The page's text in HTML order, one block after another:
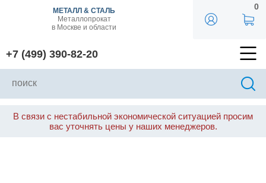
МЕТАЛЛ & СТАЛЬ
Металлопрокат
в Москве и области
+7 (499) 390-82-20
0
В связи с нестабильной экономической ситуацией просим
вас уточнять цены у наших менеджеров.